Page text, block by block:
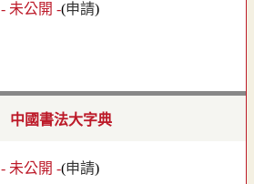
- 未公開 -(申請)
中國書法大字典
- 未公開 -(申請)